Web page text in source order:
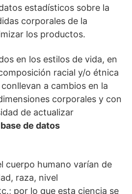
estadísticos sobre la
corporales de la
los productos.
en los estilos de vida, en
racial y/o étnica
a cambios en la
corporales y con
de actualizar
base de datos
cuerpo humano varían de
raza, nivel
por lo que esta ciencia se